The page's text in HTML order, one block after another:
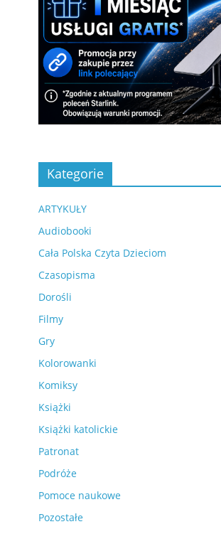
Kategorie
ARTYKUŁY
Audiobooki
Cała Polska Czyta Dzieciom
Czasopisma
Dorośli
Filmy
Gry
Kolorowanki
Komiksy
Książki
Książki katolickie
Patronat
Podróże
Pomoce naukowe
Pozostałe